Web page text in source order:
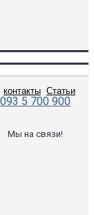
контакты Статьи
093 5 700 900
Мы на связи!